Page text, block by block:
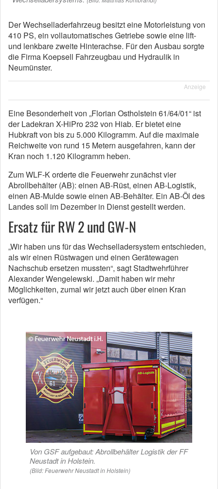
Der Wechselladerfahrzeug besitzt eine Motorleistung von
410 PS, ein vollautomatisches Getriebe sowie eine lift-
und lenkbare zweite Hinterachse. Für den Ausbau sorgte
die Firma Koepsell Fahrzeugbau und Hydraulik in
Neumünster.
Anzeige
Eine Besonderheit von „Florian Ostholstein 61/64/01“ ist
der Ladekran X-HiPro 232 von Hiab. Er bietet eine
Hubkraft von bis zu 5.000 Kilogramm. Auf die maximale
Reichweite von rund 15 Metern ausgefahren, kann der
Kran noch 1.120 Kilogramm heben.
Zum WLF-K orderte die Feuerwehr zunächst vier
Abrollbehälter (AB): einen AB-Rüst, einen AB-Logistik,
einen AB-Mulde sowie einen AB-Behälter. Ein AB-Öl des
Landes soll im Dezember in Dienst gestellt werden.
Ersatz für RW 2 und GW-N
„Wir haben uns für das Wechselladersystem entschieden,
als wir einen Rüstwagen und einen Gerätewagen
Nachschub ersetzen mussten“, sagt Stadtwehrführer
Alexander Wengelewski. „Damit haben wir mehr
Möglichkeiten, zumal wir jetzt auch über einen Kran
verfügen.“
Von GSF aufgebaut: Abrollbehälter Logistik der FF
Neustadt in Holstein.
(Bild: Feuerwehr Neustadt in Holstein)